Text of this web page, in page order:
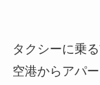
タクシーに乗
空港からアパ